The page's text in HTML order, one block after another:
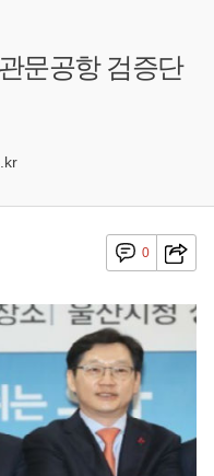
문공항 검증단
0